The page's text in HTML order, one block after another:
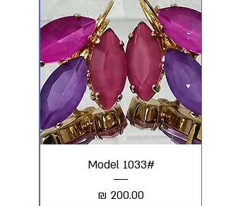
#Model 1033
מחיר